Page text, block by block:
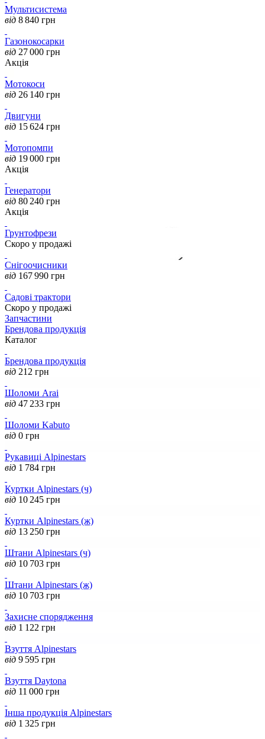
Мультисистема
від 8 840 грн
Газонокосарки
від 27 000 грн
Акція
Мотокоси
від 26 140 грн
Двигуни
від 15 624 грн
Мотопомпи
від 19 000 грн
Акція
Генератори
від 80 240 грн
Акція
Грунтофрези
Скоро у продажі
Снігоочисники
від 167 990 грн
Садові трактори
Скоро у продажі
Запчастини
Брендова продукція
Каталог
Брендова продукція
від 212 грн
Шоломи Arai
від 47 233 грн
Шоломи Kabuto
від 0 грн
Рукавиці Alpinestars
від 1 784 грн
Куртки Alpinestars (ч)
від 10 245 грн
Куртки Alpinestars (ж)
від 13 250 грн
Штани Alpinestars (ч)
від 10 703 грн
Штани Alpinestars (ж)
від 10 703 грн
Захисне спорядження
від 1 122 грн
Взуття Alpinestars
від 9 595 грн
Взуття Daytona
від 11 000 грн
Інша продукція Alpinestars
від 1 325 грн